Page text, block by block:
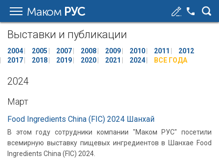
Маком РУС
Выставки и публикации
2004 2005 2007 2008 2009 2010 2011
2012
2017
2018 2019 2020 2021 2024 ВСЕ ГОДА
2024
Март
Food Ingredients China (FIC) 2024 Шанхай
В этом году сотрудники компании "Маком РУС" посетили
всемирную выставку пищевых ингредиентов в Шанхае Food
Ingredients China (FIC) 2024.